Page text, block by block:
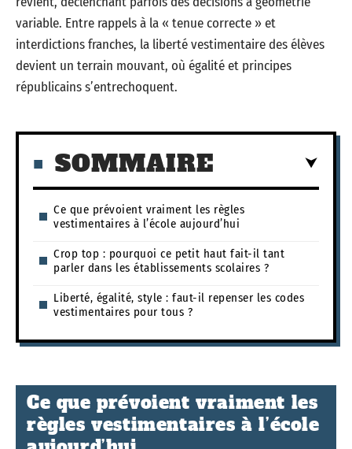
variable. Entre rappels à la « tenue correcte » et
interdictions franches, la liberté vestimentaire des élèves
devient un terrain mouvant, où égalité et principes
républicains s’entrechoquent.
SOMMAIRE
Ce que prévoient vraiment les règles
vestimentaires à l’école aujourd’hui
Crop top : pourquoi ce petit haut fait-il tant
parler dans les établissements scolaires ?
Liberté, égalité, style : faut-il repenser les codes
vestimentaires pour tous ?
Ce que prévoient vraiment les
règles vestimentaires à l’école